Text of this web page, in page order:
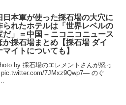
日本軍が使った採石場の大穴に
られたホテルは「世界レベルの
だ」＝中国 – ニコニコニュース
か採石場まとめ【採石場 ダイ
マイトについても】
by 採石場のエレメントさんが怒っ
7JMxz9Qwp7— のぐ